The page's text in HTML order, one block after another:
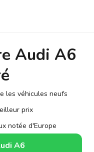
Audi A6
les véhicules neufs
prix
notée d'Europe
A6